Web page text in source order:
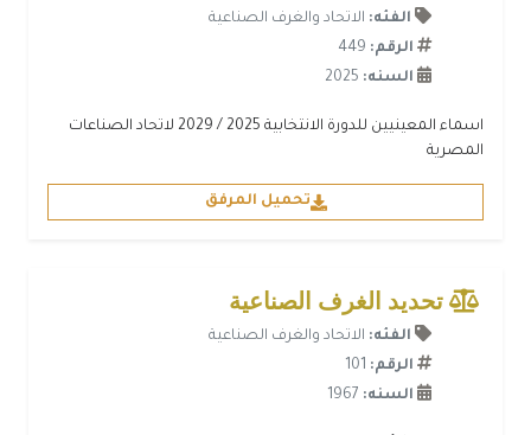
الفئه: الاتحاد والغرف الصناعية
الرقم:
السنه:
اسماء المعينيين للدورة الانتخابية 2025 / 2029 لاتحاد الصناعات
المصرية
تحميل المرفق
تحديد الغرف الصناعية
الفئه: الاتحاد والغرف الصناعية
الرقم:
السنه: